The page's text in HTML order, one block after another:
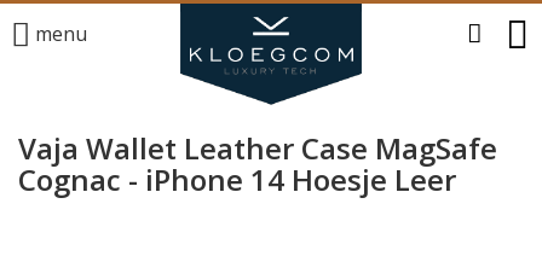
menu
Vaja Wallet Leather Case MagSafe
Cognac - iPhone 14 Hoesje Leer